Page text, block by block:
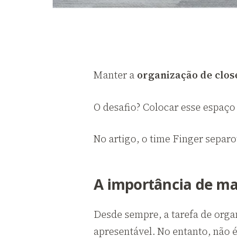
Manter a organização de
O desafio? Colocar esse
No artigo, o time Finger
A importância de
Desde sempre, a tarefa de
apresentável. No entanto, não